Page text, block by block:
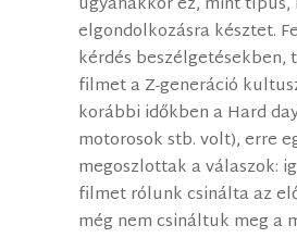
elgondolkozásra késztet.
kérdés
filmet a Z-generáció
korábbi időkben a Hard
motorosok stb. volt), erre
megoszlottak a válaszok:
filmet rólunk csinálta az
még nem csináltuk meg a